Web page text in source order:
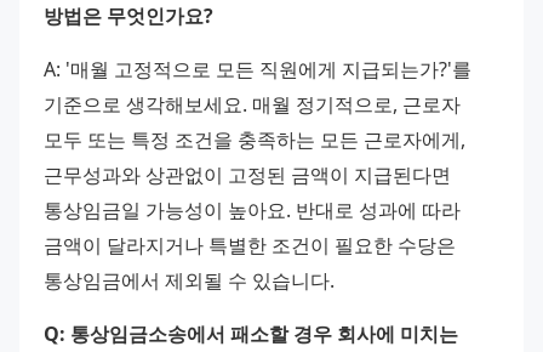
방법은 무엇인가요?
A: '매월 고정적으로 모든 직원에게 지급되는가?'를
기준으로 생각해보세요. 매월 정기적으로, 근로자
모두 또는 특정 조건을 충족하는 모든 근로자에게,
근무성과와 상관없이 고정된 금액이 지급된다면
통상임금일 가능성이 높아요. 반대로 성과에 따라
금액이 달라지거나 특별한 조건이 필요한 수당은
통상임금에서 제외될 수 있습니다.
Q: 통상임금소송에서 패소할 경우 회사에 미치는